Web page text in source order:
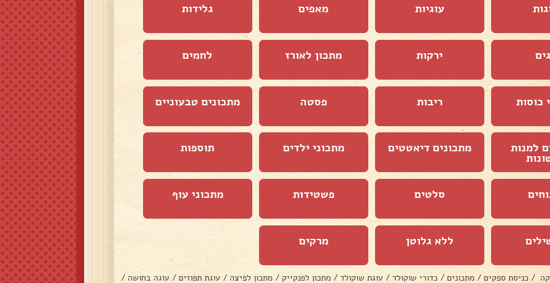
עוגיות מאפים גלידות
ירקות מתכון לאורז לחמים
כוסות ריבות פסטה מתכונים טבעוניים
למנות מתכונים דיאטטים מתכוני ילדים תוספות
סלטים פשטידות מתכוני עוף
ללא גלוטן מרקים
/ כניסת ספקים / מתכונים / כדורי שוקולד / עוגת שוקולד / מתכון לפנקייק / מתכון לפיצה / עוגת תפוזים / עוגה בחושה /